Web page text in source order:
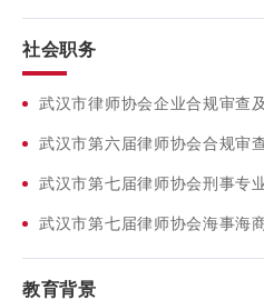
社会职务
武汉市律师协会企业合规审查
武汉市第六届律师协会合规审
武汉市第七届律师协会刑事专
武汉市第七届律师协会海事海
教育背景